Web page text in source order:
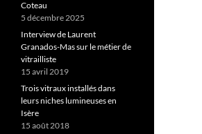
Coteau
5 décembre 2025
Interview de Laurent
Granados-Mas sur le métier de
vitrailliste
15 avril 2019
Trois vitraux installés dans
leurs niches lumineuses en
Isère
15 août 2018